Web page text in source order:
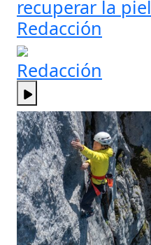
recuperar la piel
Redacción
Redacción